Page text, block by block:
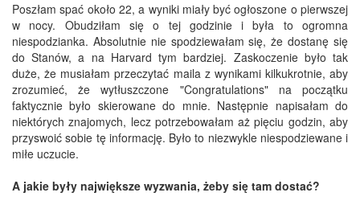
Poszłam spać około 22, a wyniki miały być ogłoszone o pierwszej
w nocy. Obudziłam się o tej godzinie i była to ogromna
niespodzianka. Absolutnie nie spodziewałam się, że dostanę się
do Stanów, a na Harvard tym bardziej. Zaskoczenie było tak
duże, że musiałam przeczytać maila z wynikami kilkukrotnie, aby
zrozumieć, że wytłuszczone "Congratulations" na początku
faktycznie było skierowane do mnie. Następnie napisałam do
niektórych znajomych, lecz potrzebowałam aż pięciu godzin, aby
przyswoić sobie tę informację. Było to niezwykle niespodziewane i
miłe uczucie.
A jakie były największe wyzwania, żeby się tam dostać?